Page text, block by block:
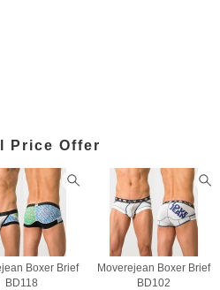
Price Offer
Boxer Brief
BD118
Moverejean Boxer Brief
BD102